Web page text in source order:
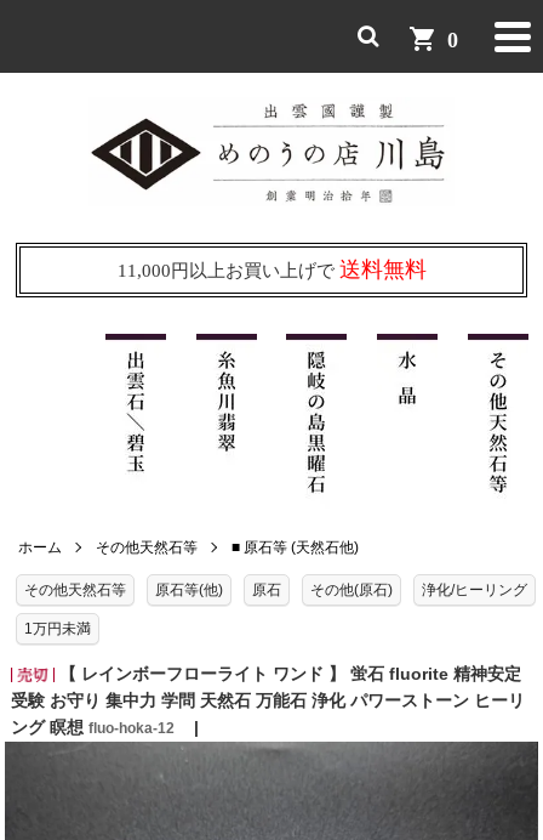
shopping_cart 0
11,000円以上お買い上げで 送料無料
ホーム その他天然石等 ■ 原石等 (天然石他)
その他天然石等 原石等(他) 原石 その他(原石) 浄化/ヒーリング
1万円未満
【 レインボーフローライト ワンド 】 蛍石 fluorite 精神安定
受験 お守り 集中力 学問 天然石 万能石 浄化 パワーストーン ヒーリ
ング 瞑想 fluo-hoka-12